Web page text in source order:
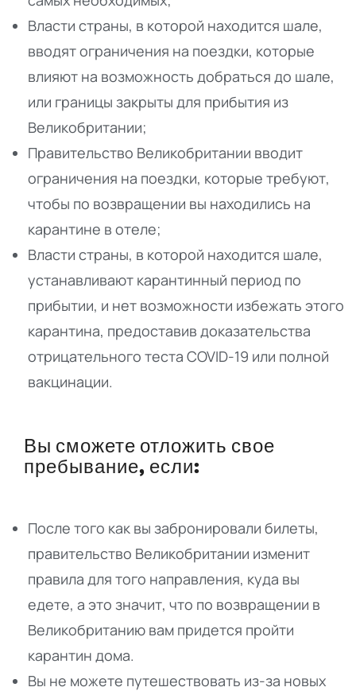
Власти страны, в которой находится шале,
вводят ограничения на поездки, которые
влияют на возможность добраться до шале,
или границы закрыты для прибытия из
Великобритании;
Правительство Великобритании вводит
ограничения на поездки, которые требуют,
чтобы по возвращении вы находились на
карантине в отеле;
Власти страны, в которой находится шале,
устанавливают карантинный период по
прибытии, и нет возможности избежать этого
карантина, предоставив доказательства
отрицательного теста COVID-19 или полной
вакцинации.
Вы сможете отложить свое
пребывание, если:
После того как вы забронировали билеты,
правительство Великобритании изменит
правила для того направления, куда вы
едете, а это значит, что по возвращении в
Великобританию вам придется пройти
карантин дома.
Вы не можете путешествовать из-за новых